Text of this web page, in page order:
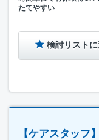
たてやすい
検討リスト
【ケアスタッフ